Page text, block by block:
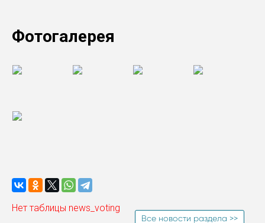
Фотогалерея
Нет таблицы news_voting
Все новости раздела >>